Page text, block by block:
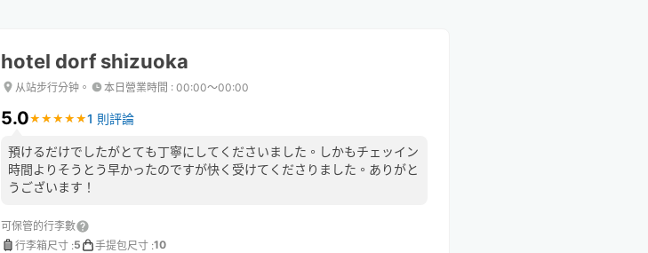
hotel dorf shizuoka
从站步行分钟。 本日營業時間 : 00:00〜00:00
5.0★ ★ ★ ★ ★
★ ★ ★ ★ ★1 則評論
預けるだけでしたがとても丁寧にしてくださいました。しかもチェッイン
時間よりそうとう早かったのですが快く受けてくださりました。ありがと
うございます！
可保管的行李數
行李箱尺寸 :5 手提包尺寸 :10